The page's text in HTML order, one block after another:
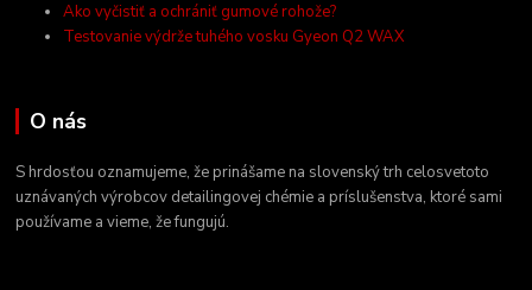
Ako vyčistiť a ochrániť gumové rohože?
Testovanie výdrže tuhého vosku Gyeon Q2 WAX
O nás
S hrdosťou oznamujeme, že prinášame na slovenský trh celosvetoto
uznávaných výrobcov detailingovej chémie a príslušenstva, ktoré sami
používame a vieme, že fungujú.